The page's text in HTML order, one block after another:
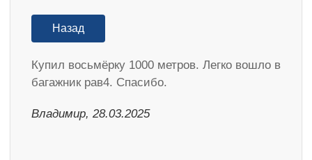
Назад
Купил восьмёрку 1000 метров. Легко вошло в
багажник рав4. Спасибо.
Владимир, 28.03.2025